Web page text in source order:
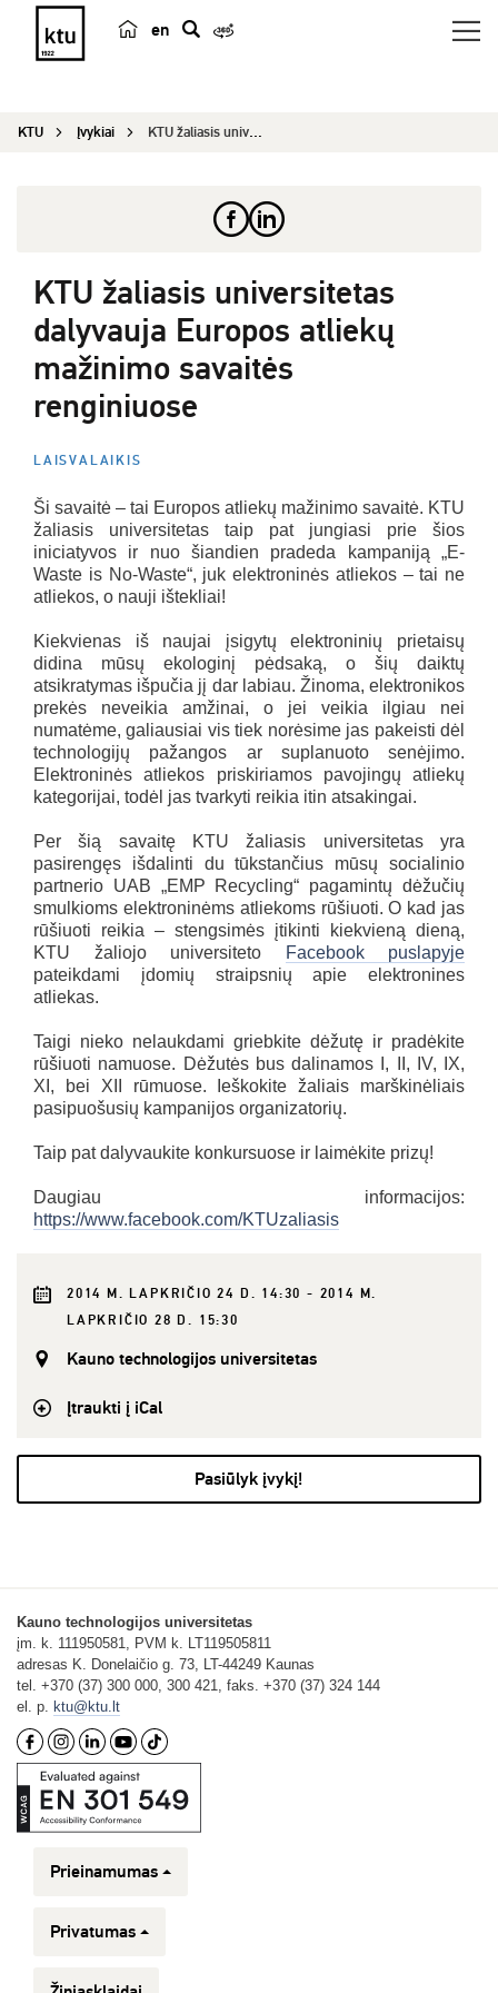
en
e
KTU Įvykiai KTU žaliasis universitetas dalyvauja Europos atl...
KTU žaliasis universitetas
dalyvauja Europos atliekų
mažinimo savaitės
renginiuose
LAISVALAIKIS
Ši savaitė – tai Europos atliekų mažinimo savaitė. KTU
žaliasis universitetas taip pat jungiasi prie šios
iniciatyvos ir nuo šiandien pradeda kampaniją „E-
Waste is No-Waste“, juk elektroninės atliekos – tai ne
atliekos, o nauji ištekliai!
Kiekvienas iš naujai įsigytų elektroninių prietaisų
didina mūsų ekologinį pėdsaką, o šių daiktų
atsikratymas išpučia jį dar labiau. Žinoma, elektronikos
prekės neveikia amžinai, o jei veikia ilgiau nei
numatėme, galiausiai vis tiek norėsime jas pakeisti dėl
technologijų pažangos ar suplanuoto senėjimo.
Elektroninės atliekos priskiriamos pavojingų atliekų
kategorijai, todėl jas tvarkyti reikia itin atsakingai.
Per šią savaitę KTU žaliasis universitetas yra
pasirengęs išdalinti du tūkstančius mūsų socialinio
partnerio UAB „EMP Recycling“ pagamintų dėžučių
smulkioms elektroninėms atliekoms rūšiuoti. O kad jas
rūšiuoti reikia – stengsimės įtikinti kiekvieną dieną,
KTU žaliojo universiteto
Facebook puslapyje
pateikdami įdomių straipsnių apie elektronines
atliekas.
Taigi nieko nelaukdami griebkite dėžutę ir pradėkite
rūšiuoti namuose. Dėžutės bus dalinamos I, II, IV, IX,
XI, bei XII rūmuose. Ieškokite žaliais marškinėliais
pasipuošusių kampanijos organizatorių.
Taip pat dalyvaukite konkursuose ir laimėkite prizų!
Daugiau informacijos:
https://www.facebook.com/KTUzaliasis
2014 M. LAPKRIČIO 24 D. 14:30 - 2014 M.
LAPKRIČIO 28 D. 15:30
Kauno technologijos universitetas
Įtraukti į iCal
Pasiūlyk įvykį!
Kauno technologijos universitetas
įm. k. 111950581, PVM k. LT119505811
adresas K. Donelaičio g. 73, LT-44249 Kaunas
tel. +370 (37) 300 000, 300 421, faks. +370 (37) 324 144
el. p. ktu@ktu.lt
Prieinamumas
Privatumas